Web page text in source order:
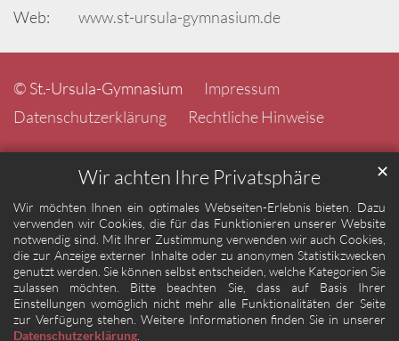
Wir achten Ihre Privatsphäre
Wir möchten Ihnen ein optimales Webseiten-Erlebnis bieten. Dazu
verwenden wir Cookies, die für das Funktionieren unserer Website
notwendig sind. Mit Ihrer Zustimmung verwenden wir auch Cookies,
die zur Anzeige externer Inhalte oder zu anonymen Statistikzwecken
genutzt werden. Sie können selbst entscheiden, welche Kategorien Sie
zulassen möchten. Bitte beachten Sie, dass auf Basis Ihrer
Einstellungen womöglich nicht mehr alle Funktionalitäten der Seite
zur Verfügung stehen. Weitere Informationen finden Sie in unserer
Datenschutzerklärung
✕
Web:
www.st-ursula-gymnasium.de
© St.-Ursula-Gymnasium
Impressum
Datenschutzerklärung
Rechtliche Hinweise